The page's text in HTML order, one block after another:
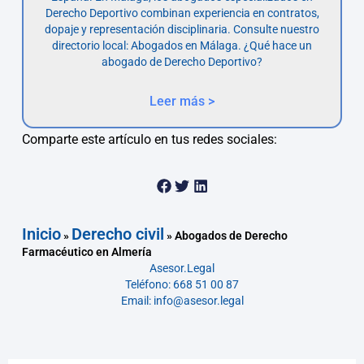
Derecho Deportivo combinan experiencia en contratos,
dopaje y representación disciplinaria. Consulte nuestro
directorio local: Abogados en Málaga. ¿Qué hace un
abogado de Derecho Deportivo?
Leer más >
Comparte este artículo en tus redes sociales:
Inicio» Derecho civil »Abogados de Derecho
Farmacéutico en Almería
Asesor.Legal
Teléfono: 668 51 00 87
Email: info@asesor.legal